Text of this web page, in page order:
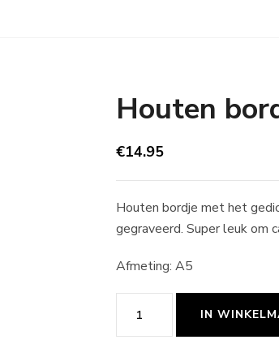
Houten
€14.95
Houten bordje met het
gegraveerd. Super leuk om
Afmeting: A5
Houten
bordje
IN